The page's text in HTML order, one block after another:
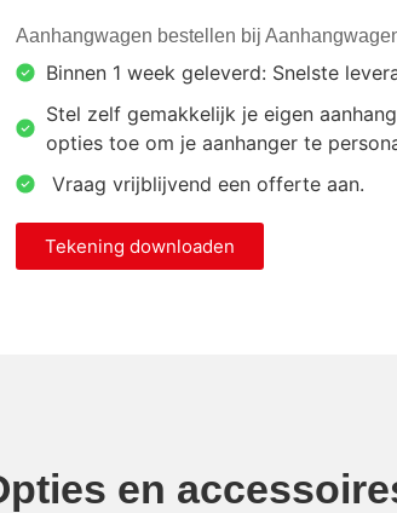
Aanhangwagen bestellen bij
Binnen 1 week geleverd: Snelste
Stel zelf gemakkelijk je eigen
opties toe om je aanhanger te
⁠ ⁠Vraag vrijblijvend een offerte aan.
Tekening downloaden
en